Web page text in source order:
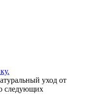
уход от
следующих